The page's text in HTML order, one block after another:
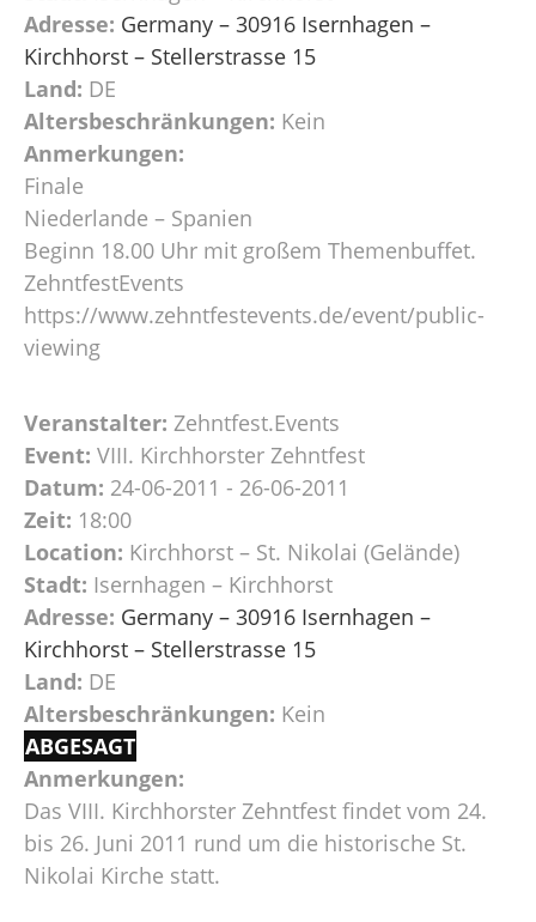
Adresse: Germany – 30916 Isernhagen –
Kirchhorst – Stellerstrasse 15
Land: DE
Altersbeschränkungen: Kein
Anmerkungen:
Finale
Niederlande – Spanien
Beginn 18.00 Uhr mit großem Themenbuffet.
ZehntfestEvents
https://www.zehntfestevents.de/event/public-
viewing
Veranstalter: Zehntfest.Events
Event: VIII. Kirchhorster Zehntfest
Datum: 24-06-2011 - 26-06-2011
Zeit: 18:00
Location: Kirchhorst – St. Nikolai (Gelände)
Stadt: Isernhagen – Kirchhorst
Adresse: Germany – 30916 Isernhagen –
Kirchhorst – Stellerstrasse 15
Land: DE
Altersbeschränkungen: Kein
ABGESAGT
Anmerkungen:
Das VIII. Kirchhorster Zehntfest findet vom 24.
bis 26. Juni 2011 rund um die historische St.
Nikolai Kirche statt.